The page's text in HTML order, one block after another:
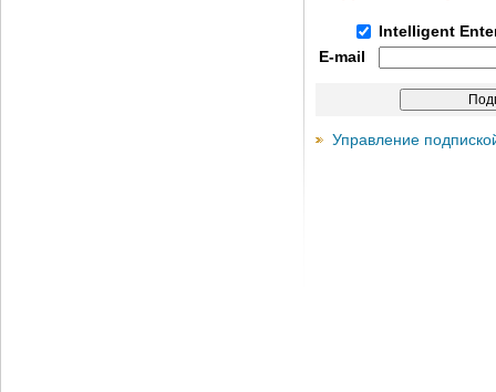
Intelligent
E-mail
Управление